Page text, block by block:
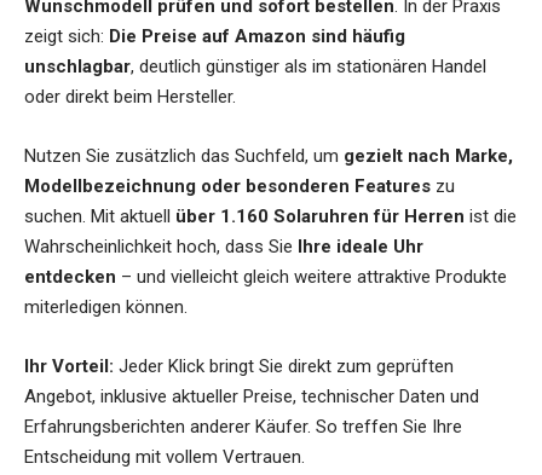
Wunschmodell prüfen und sofort bestellen. In der Praxis
zeigt sich: Die Preise auf Amazon sind häufig
unschlagbar, deutlich günstiger als im stationären Handel
oder direkt beim Hersteller.
Nutzen Sie zusätzlich das Suchfeld, um gezielt nach Marke,
Modellbezeichnung oder besonderen Features zu
suchen. Mit aktuell über 1.160 Solaruhren für Herren ist die
Wahrscheinlichkeit hoch, dass Sie Ihre ideale Uhr
entdecken – und vielleicht gleich weitere attraktive Produkte
miterledigen können.
Ihr Vorteil: Jeder Klick bringt Sie direkt zum geprüften
Angebot, inklusive aktueller Preise, technischer Daten und
Erfahrungsberichten anderer Käufer. So treffen Sie Ihre
Entscheidung mit vollem Vertrauen.